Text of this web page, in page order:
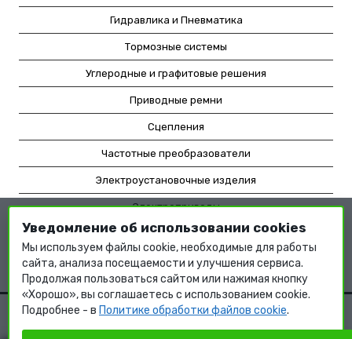
Гидравлика и Пневматика
Тормозные системы
Углеродные и графитовые решения
Приводные ремни
Сцепления
Частотные преобразователи
Электроустановочные изделия
Электроприводы
Насосное оборудование
Мотор-редукторы
Уведомление об использовании cookies
Мы используем файлы cookie, необходимые для работы
сайта, анализа посещаемости и улучшения сервиса.
Продолжая пользоваться сайтом или нажимая кнопку
«Хорошо», вы соглашаетесь с использованием cookie.
Подробнее - в Политике обработки файлов cookie.